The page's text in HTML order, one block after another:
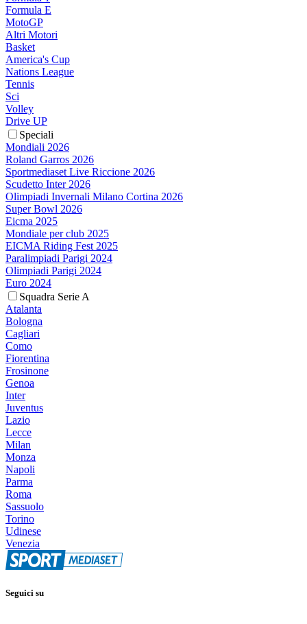
Formula E
MotoGP
Altri Motori
Basket
America's Cup
Nations League
Tennis
Sci
Volley
Drive UP
Speciali
Mondiali 2026
Roland Garros 2026
Sportmediaset Live Riccione 2026
Scudetto Inter 2026
Olimpiadi Invernali Milano Cortina 2026
Super Bowl 2026
Eicma 2025
Mondiale per club 2025
EICMA Riding Fest 2025
Paralimpiadi Parigi 2024
Olimpiadi Parigi 2024
Euro 2024
Squadra Serie A
Atalanta
Bologna
Cagliari
Como
Fiorentina
Frosinone
Genoa
Inter
Juventus
Lazio
Lecce
Milan
Monza
Napoli
Parma
Roma
Sassuolo
Torino
Udinese
Venezia
Seguici su